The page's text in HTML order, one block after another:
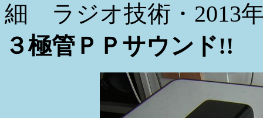
細 ラジオ技術・2013
３極管ＰＰサウンド!!